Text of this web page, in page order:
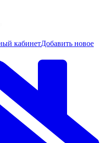
кабинетДобавить новое